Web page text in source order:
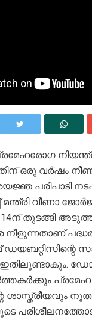
ഒരു വര്‍ഷം
പരിപാടി
വീണാ
14ന് തുടങ്ങി
നീളുന്നതാണ്
ഡയബറ്റിസിന്റെ
പ്രമേഹ
ശാസ്ത്രീയവും